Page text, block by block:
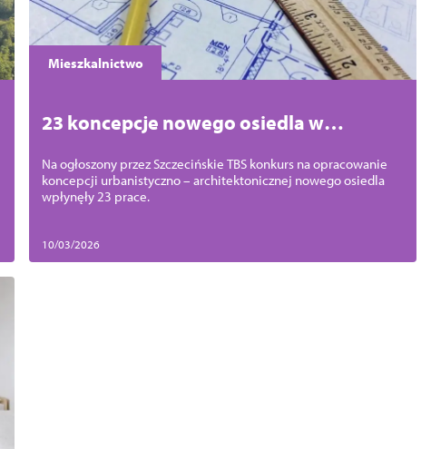
Mieszkalnictwo
23 koncepcje nowego osiedla w
Na ogłoszony przez Szczecińskie TBS konkurs na opracowanie
koncepcji urbanistyczno – architektonicznej nowego osiedla
wpłynęły 23 prace.
10/03/2026